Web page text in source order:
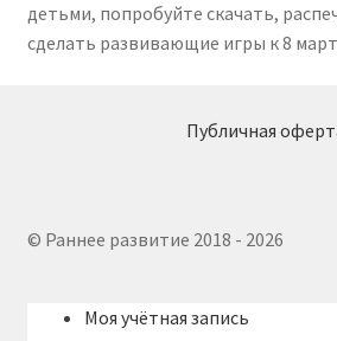
детьми, попробуйте скачать,
сделать развивающие игры к 8
Публичная
© Раннее развитие 2018 - 2026
Моя учётная запись